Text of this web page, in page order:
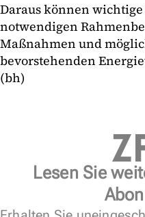
Daraus können
notwendigen
Maßnahmen und
bevorstehenden
(bh)
Lesen Sie